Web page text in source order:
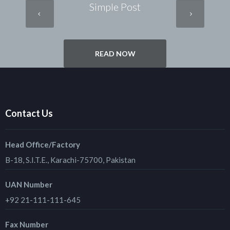
Simple Post
READ NOW
Contact Us
Head Office/Factory
B-18, S.I.T.E., Karachi-75700, Pakistan
UAN Number
+92 21-111-111-645
Fax Number